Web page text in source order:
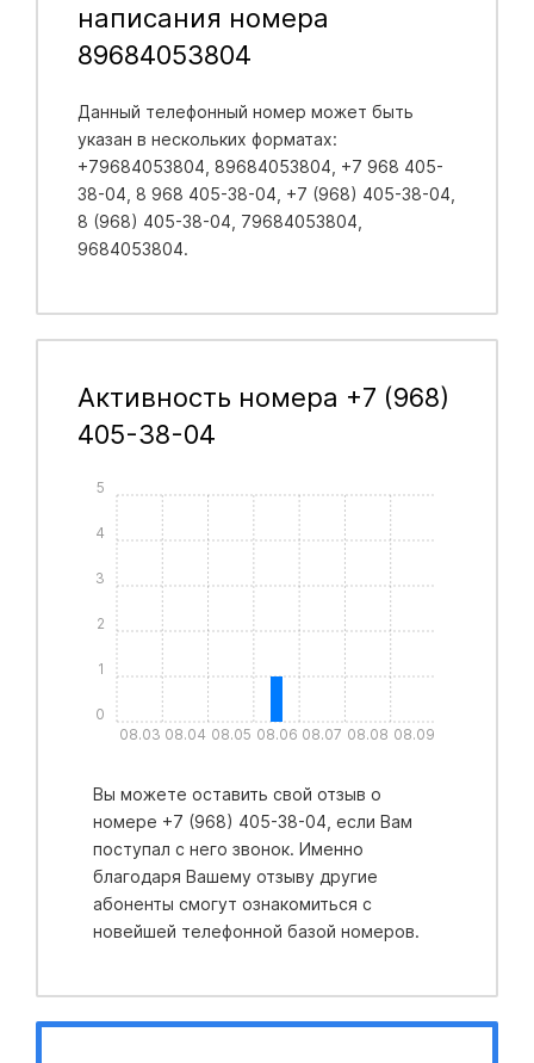
написания номера
89684053804
Данный телефонный номер может быть
указан в нескольких форматах:
+79684053804, 89684053804, +7 968 405-
38-04, 8 968 405-38-04, +7 (968) 405-38-04,
8 (968) 405-38-04, 79684053804,
9684053804.
Активность номера +7 (968)
405-38-04
08.03 08.04 08.05 08.06 08.07 08.08 08.09
0
1
2
3
4
5
Вы можете оставить свой отзыв о
номере +7 (968) 405-38-04, если Вам
поступал с него звонок. Именно
благодаря Вашему отзыву другие
абоненты смогут ознакомиться с
новейшей телефонной базой номеров.